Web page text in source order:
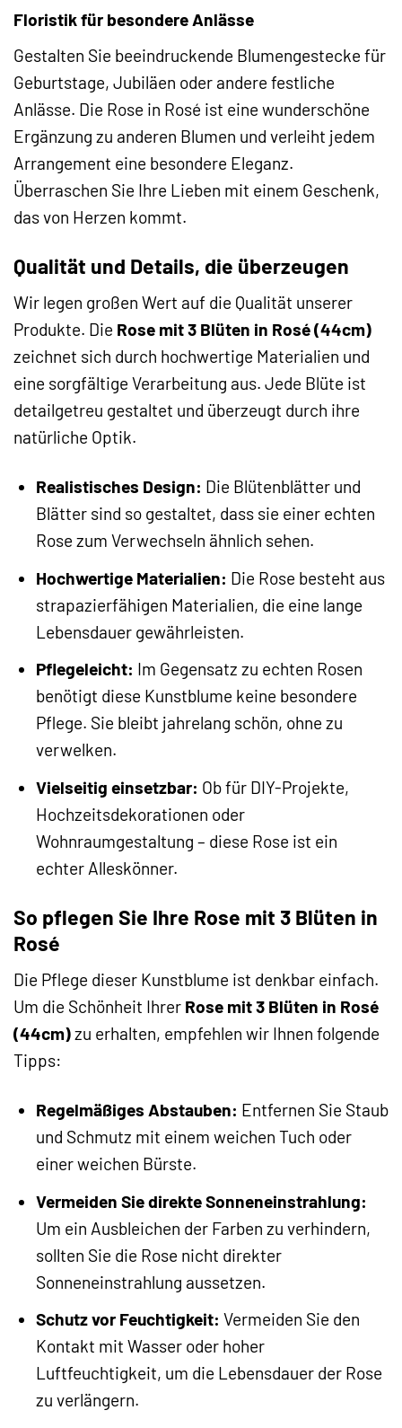
Floristik für besondere Anlässe
Gestalten Sie beeindruckende Blumengestecke für
Geburtstage, Jubiläen oder andere festliche
Anlässe. Die Rose in Rosé ist eine wunderschöne
Ergänzung zu anderen Blumen und verleiht jedem
Arrangement eine besondere Eleganz.
Überraschen Sie Ihre Lieben mit einem Geschenk,
das von Herzen kommt.
Qualität und Details, die überzeugen
Wir legen großen Wert auf die Qualität unserer
Produkte. Die Rose mit 3 Blüten in Rosé (44cm)
zeichnet sich durch hochwertige Materialien und
eine sorgfältige Verarbeitung aus. Jede Blüte ist
detailgetreu gestaltet und überzeugt durch ihre
natürliche Optik.
Realistisches Design: Die Blütenblätter und
Blätter sind so gestaltet, dass sie einer echten
Rose zum Verwechseln ähnlich sehen.
Hochwertige Materialien: Die Rose besteht aus
strapazierfähigen Materialien, die eine lange
Lebensdauer gewährleisten.
Pflegeleicht: Im Gegensatz zu echten Rosen
benötigt diese Kunstblume keine besondere
Pflege. Sie bleibt jahrelang schön, ohne zu
verwelken.
Vielseitig einsetzbar: Ob für DIY-Projekte,
Hochzeitsdekorationen oder
Wohnraumgestaltung – diese Rose ist ein
echter Alleskönner.
So pflegen Sie Ihre Rose mit 3 Blüten in
Rosé
Die Pflege dieser Kunstblume ist denkbar einfach.
Um die Schönheit Ihrer Rose mit 3 Blüten in Rosé
(44cm)zu erhalten, empfehlen wir Ihnen folgende
Tipps:
Regelmäßiges Abstauben: Entfernen Sie Staub
und Schmutz mit einem weichen Tuch oder
einer weichen Bürste.
Vermeiden Sie direkte Sonneneinstrahlung:
Um ein Ausbleichen der Farben zu verhindern,
sollten Sie die Rose nicht direkter
Sonneneinstrahlung aussetzen.
Schutz vor Feuchtigkeit: Vermeiden Sie den
Kontakt mit Wasser oder hoher
Luftfeuchtigkeit, um die Lebensdauer der Rose
zu verlängern.